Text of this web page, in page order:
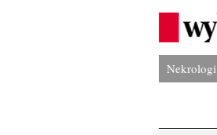
Nekrologi